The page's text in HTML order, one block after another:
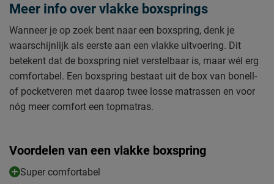
Meer info over vlakke boxsprings
Wanneer je op zoek bent naar een boxspring, denk je
waarschijnlijk als eerste aan een vlakke uitvoering. Dit
betekent dat de boxspring niet verstelbaar is, maar wél erg
comfortabel. Een boxspring bestaat uit de box van bonell-
of pocketveren met daarop twee losse matrassen en voor
nóg meer comfort een topmatras.
Voordelen van een vlakke boxspring
Super comfortabel